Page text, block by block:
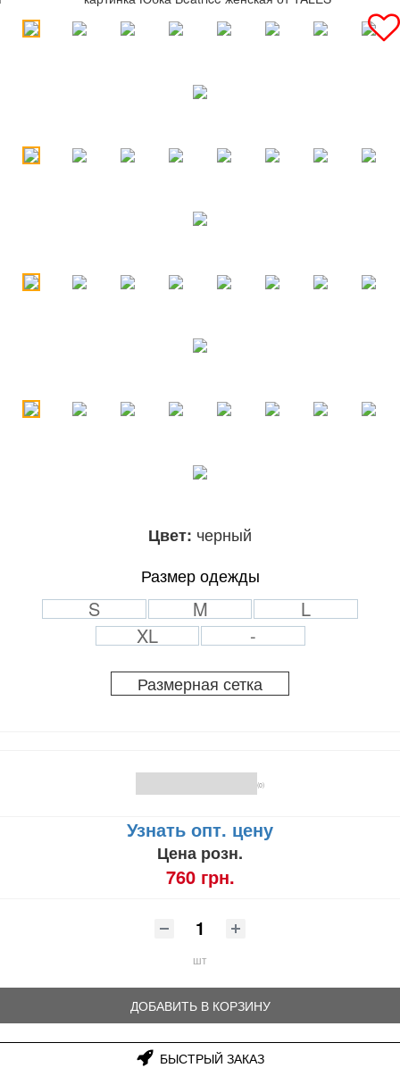
Цвет: черный
Размер одежды
S M
L
XL
-
Размерная сетка
(0)
Узнать опт. цену
Цена розн.
760 грн.
шт
ДОБАВИТЬ В КОРЗИНУ
БЫСТРЫЙ ЗАКАЗ